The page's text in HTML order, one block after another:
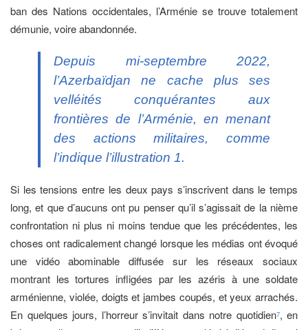
ban des Nations occidentales, l’Arménie se trouve totalement
démunie, voire abandonnée.
Depuis mi-septembre 2022,
l’Azerbaïdjan ne cache plus ses
velléités conquérantes aux
frontières de l’Arménie, en menant
des actions militaires, comme
l’indique l’illustration 1.
Si les tensions entre les deux pays s’inscrivent dans le temps
long, et que d’aucuns ont pu penser qu’il s’agissait de la nième
confrontation ni plus ni moins tendue que les précédentes, les
choses ont radicalement changé lorsque les médias ont évoqué
une vidéo abominable diffusée sur les réseaux sociaux
montrant les tortures infligées par les azéris à une soldate
arménienne, violée, doigts et jambes coupés, et yeux arrachés.
En quelques jours, l’horreur s’invitait dans notre quotidien7, en